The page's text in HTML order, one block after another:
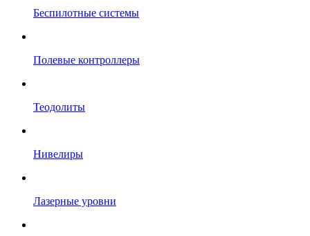
Беспилотные системы
Полевые контроллеры
Теодолиты
Нивелиры
Лазерные уровни